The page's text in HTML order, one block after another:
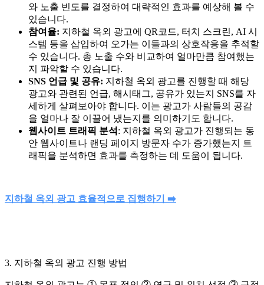
와 노출 빈도를 결정하여 대략적인 효과를 예상해 볼 수
있습니다.
참여율: 지하철 옥외 광고에 QR코드, 터치 스크린, AI 시
스템 등을 삽입하여 오가는 이들과의 상호작용을 추적할
수 있습니다. 총 노출 수와 비교하여 얼마만큼 참여했는
지 파악할 수 있습니다.
SNS 언급 및 공유: 지하철 옥외 광고를 진행할 때 해당
광고와 관련된 언급, 해시태그, 공유가 있는지 SNS를 자
세하게 살펴보아야 합니다. 이는 광고가 사람들의 공감
을 얼마나 잘 이끌어 냈는지를 의미하기도 합니다.
웹사이트 트래픽 분석 : 지하철 옥외 광고가 진행되는 동
안 웹사이트나 랜딩 페이지 방문자 수가 증가했는지 트
래픽을 분석하면 효과를 측정하는 데 도움이 됩니다.
지하철 옥외 광고 효율적으로 집행하기 ➡️
3. 지하철 옥외 광고 진행 방법